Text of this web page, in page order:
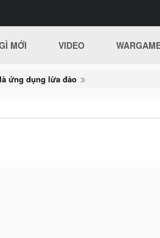
MỚI VIDEO
ứng dụng lừa đảo